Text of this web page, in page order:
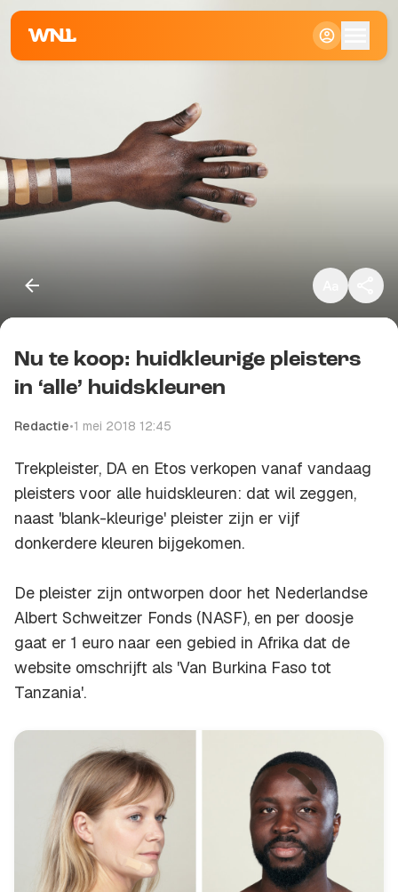
Kopieer link
Nu te koop: huidkleurige pleisters
in ‘alle’ huidskleuren
Redactie•1 mei 2018 12:45
Trekpleister, DA en Etos verkopen vanaf vandaag
pleisters voor alle huidskleuren: dat wil zeggen,
naast 'blank-kleurige' pleister zijn er vijf
donkerdere kleuren bijgekomen.
De pleister zijn ontworpen door het Nederlandse
Albert Schweitzer Fonds (NASF), en per doosje
gaat er 1 euro naar een gebied in Afrika dat de
website omschrijft als 'Van Burkina Faso tot
Tanzania'.